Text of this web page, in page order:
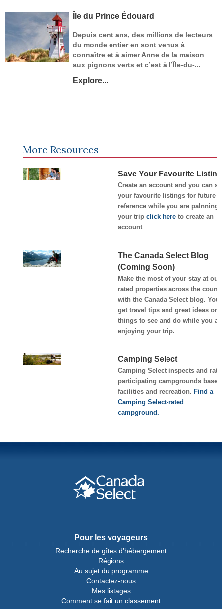
Île du Prince Édouard
Depuis cent ans, des millions de lecteurs
du monde entier en sont venus à
connaître et à aimer Anne de la maison
aux pignons verts et c’est à l’Île-du-...
Explore...
More Resources
Save Your Favourite
Create an account and you can
your favourite listings for future
reference while you are palnning
your trip click hereto create an
account
The Canada Select Blog
(Coming Soon)
Make the most of your stay at our
rated properties across the
with the Canada Select blog.
get travel tips and great ideas on
things to see and do while you
enjoying your trip.
Camping Select
Camping Select inspects and
participating campgrounds
facilities and recreation. Find a
Camping Select-rated
campground.
Pour les voyageurs
Recherche de gîtes d’hébergement
Régions
Au sujet du programme
Contactez-nous
Mes listages
Comment se fait un classement